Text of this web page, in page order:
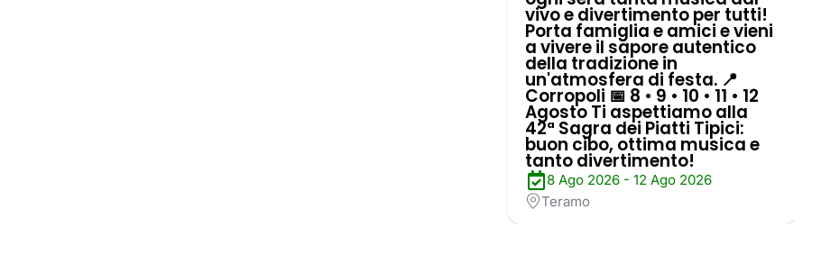
vivo e divertimento per tutti!
Porta famiglia e amici e vieni
a vivere il sapore autentico
della tradizione in
un'atmosfera di festa. 📍
Corropoli 📅 8 • 9 • 10 • 11 • 12
Agosto Ti aspettiamo alla
42ª Sagra dei Piatti Tipici:
buon cibo, ottima musica e
tanto divertimento!
8 Ago 2026 - 12 Ago 2026
Teramo